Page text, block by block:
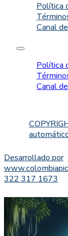
Política
Canal
Política
Canal
Desarrollado por
322 317 1673